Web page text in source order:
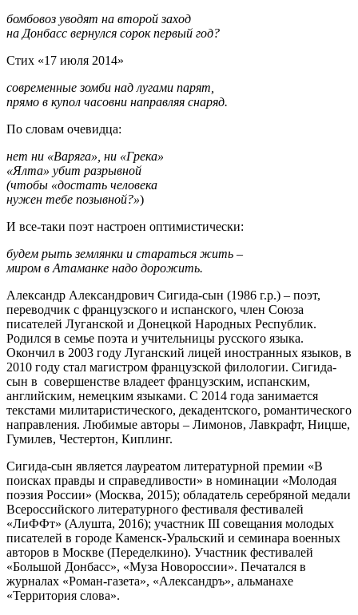
бомбовоз уводят на второй заход
на Донбасс вернулся сорок первый год?
Стих «17 июля 2014»
современные зомби над лугами парят,
прямо в купол часовни направляя снаряд.
По словам очевидца:
нет ни «Варяга», ни «Грека»
«Ялта» убит разрывной
(чтобы «достать человека
нужен тебе позывной?»)
И все-таки поэт настроен оптимистически:
будем рыть землянки и стараться жить –
миром в Атаманке надо дорожить.
Александр Александрович Сигида-сын (1986 г.р.) – поэт,
переводчик с французского и испанского, член Союза
писателей Луганской и Донецкой Народных Республик.
Родился в семье поэта и учительницы русского языка.
Окончил в 2003 году Луганский лицей иностранных языков, в
2010 году стал магистром французской филологии. Сигида-
сын в совершенстве владеет французским, испанским,
английским, немецким языками. С 2014 года занимается
текстами милитаристического, декадентского, романтического
направления. Любимые авторы – Лимонов, Лавкрафт, Ницше,
Гумилев, Честертон, Киплинг.
Сигида-сын является лауреатом литературной премии «В
поисках правды и справедливости» в номинации «Молодая
поэзия России» (Москва, 2015); обладатель серебряной медали
Всероссийского литературного фестиваля фестивалей
«ЛиФФт» (Алушта, 2016); участник III совещания молодых
писателей в городе Каменск-Уральский и семинара военных
авторов в Москве (Переделкино). Участник фестивалей
«Большой Донбасс», «Муза Новороссии». Печатался в
журналах «Роман-газета», «Александръ», альманахе
«Территория слова».